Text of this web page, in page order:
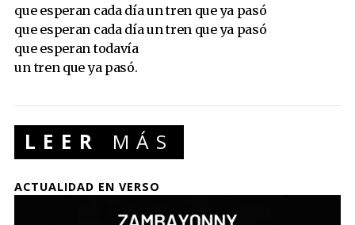
que esperan cada día un tren que ya pasó
que esperan cada día un tren que ya pasó
que esperan todavía
un tren que ya pasó.
LEER MÁS
ACTUALIDAD EN VERSO